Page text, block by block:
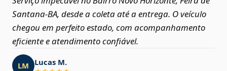
Santana‑BA, desde a coleta até a entrega. O veículo
chegou em perfeito estado, com acompanhamento
eficiente e atendimento confiável.
LM Lucas M.